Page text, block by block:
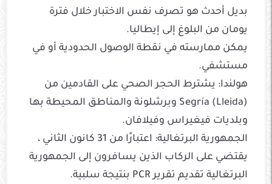
بديل أحدث هو تصرف نفس الاختبار خلال فترة
يومان من البلوغ إلى إيطاليا.
يمكن ممارسته في نقطة الوصول الحدودية أو في
مستشفي.
هولندا: يشترط الحجر الصحي على القادمين من
Segría (Lleida) وبرشلونة والمناطق المحيطة بها
وبلديات فيغيراس وفيلافان.
الجمهورية البرتغالية: اعتبارًا من 31 كانون الثاني ،
يقتضي على الركاب الذين يسافرون إلى الجمهورية
البرتغالية تقديم تقرير PCR بنتيجة سلبية.